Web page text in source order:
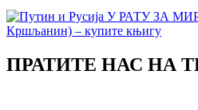
ПРАТИТЕ НАС НА